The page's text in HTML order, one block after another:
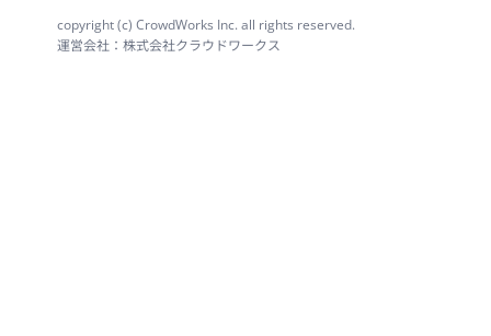
copyright (c) CrowdWorks Inc. all rights reserved.
運営会社：株式会社クラウドワークス